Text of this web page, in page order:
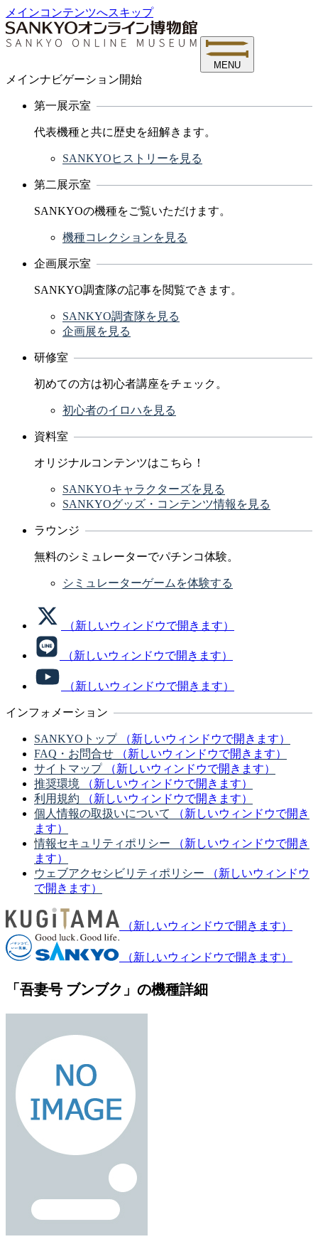
メインコンテンツへスキップ
MENU
メインナビゲーション開始
第一展示室
代表機種と共に歴史を紐解きます。
SANKYOヒストリーを見る
第二展示室
SANKYOの機種をご覧いただけます。
機種コレクションを見る
企画展示室
SANKYO調査隊の記事を閲覧できます。
SANKYO調査隊を見る
企画展を見る
研修室
初めての方は初心者講座をチェック。
初心者のイロハを見る
資料室
オリジナルコンテンツはこちら！
SANKYOキャラクターズを見る
SANKYOグッズ・コンテンツ情報を見る
ラウンジ
無料のシミュレーターでパチンコ体験。
シミュレーターゲームを体験する
（新しいウィンドウで開きます）
（新しいウィンドウで開きます）
（新しいウィンドウで開きます）
インフォメーション
SANKYOトップ
（新しいウィンドウで開きます）
FAQ・お問合せ
（新しいウィンドウで開きます）
サイトマップ
（新しいウィンドウで開きます）
推奨環境
（新しいウィンドウで開きます）
利用規約
（新しいウィンドウで開きます）
個人情報の取扱いについて
（新しいウィンドウで開き
ます）
情報セキュリティポリシー
（新しいウィンドウで開き
ます）
ウェブアクセシビリティポリシー
（新しいウィンドウ
で開きます）
（新しいウィンドウで開きます）
（新しいウィンドウで開きます）
「吾妻号 ブンブク」の機種詳細